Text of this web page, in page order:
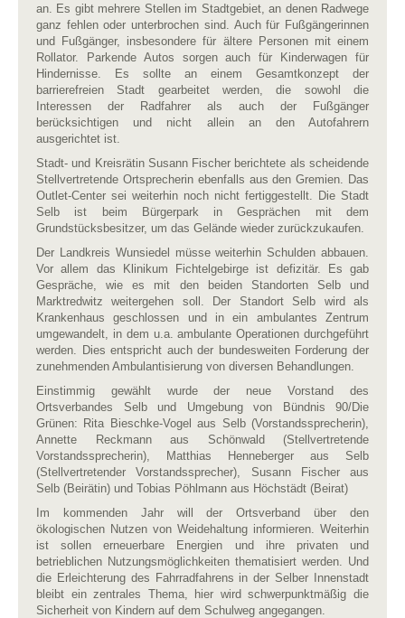
an. Es gibt mehrere Stellen im Stadtgebiet, an denen Radwege
ganz fehlen oder unterbrochen sind. Auch für Fußgängerinnen
und Fußgänger, insbesondere für ältere Personen mit einem
Rollator. Parkende Autos sorgen auch für Kinderwagen für
Hindernisse. Es sollte an einem Gesamtkonzept der
barrierefreien Stadt gearbeitet werden, die sowohl die
Interessen der Radfahrer als auch der Fußgänger
berücksichtigen und nicht allein an den Autofahrern
ausgerichtet ist.
Stadt- und Kreisrätin Susann Fischer berichtete als scheidende
Stellvertretende Ortsprecherin ebenfalls aus den Gremien. Das
Outlet-Center sei weiterhin noch nicht fertiggestellt. Die Stadt
Selb ist beim Bürgerpark in Gesprächen mit dem
Grundstücksbesitzer, um das Gelände wieder zurückzukaufen.
Der Landkreis Wunsiedel müsse weiterhin Schulden abbauen.
Vor allem das Klinikum Fichtelgebirge ist defizitär. Es gab
Gespräche, wie es mit den beiden Standorten Selb und
Marktredwitz weitergehen soll. Der Standort Selb wird als
Krankenhaus geschlossen und in ein ambulantes Zentrum
umgewandelt, in dem u.a. ambulante Operationen durchgeführt
werden. Dies entspricht auch der bundesweiten Forderung der
zunehmenden Ambulantisierung von diversen Behandlungen.
Einstimmig gewählt wurde der neue Vorstand des
Ortsverbandes Selb und Umgebung von Bündnis 90/Die
Grünen: Rita Bieschke-Vogel aus Selb (Vorstandssprecherin),
Annette Reckmann aus Schönwald (Stellvertretende
Vorstandssprecherin), Matthias Henneberger aus Selb
(Stellvertretender Vorstandssprecher), Susann Fischer aus
Selb (Beirätin) und Tobias Pöhlmann aus Höchstädt (Beirat)
Im kommenden Jahr will der Ortsverband über den
ökologischen Nutzen von Weidehaltung informieren. Weiterhin
ist sollen erneuerbare Energien und ihre privaten und
betrieblichen Nutzungsmöglichkeiten thematisiert werden. Und
die Erleichterung des Fahrradfahrens in der Selber Innenstadt
bleibt ein zentrales Thema, hier wird schwerpunktmäßig die
Sicherheit von Kindern auf dem Schulweg angegangen.